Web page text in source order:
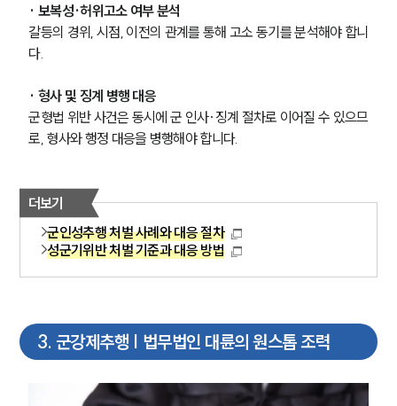
· 보복성·허위고소 여부 분석
갈등의 경위, 시점, 이전의 관계를 통해 고소 동기를 분석해야 합니
다.
· 형사 및 징계 병행 대응
군형법 위반 사건은 동시에 군 인사·징계 절차로 이어질 수 있으므
로, 형사와 행정 대응을 병행해야 합니다.
더보기
군인성추행 처벌 사례와 대응 절차
성군기위반 처벌 기준과 대응 방법
3. 군강제추행 | 법무법인 대륜의 원스톱 조력